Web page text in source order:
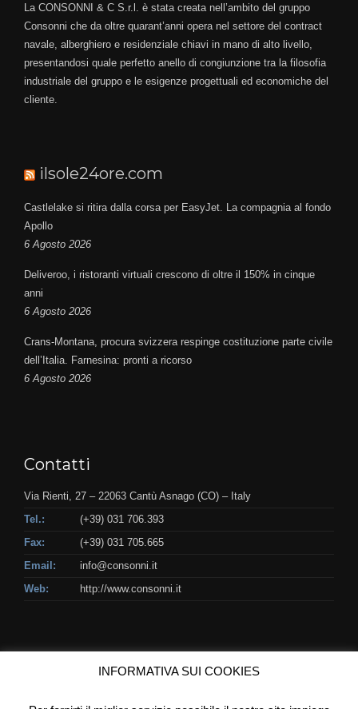
La CONSONNI & C S.r.l. è stata creata nell’ambito del gruppo
Consonni che da oltre quarant’anni opera nel settore del contract
navale, alberghiero e residenziale chiavi in mano di alto livello,
presentandosi quale perfetto anello di congiunzione tra la filosofia
industriale del gruppo e le esigenze progettuali ed economiche del
cliente.
ilsole24ore.com
Castlelake si ritira dalla corsa per EasyJet. La compagnia al fondo
Apollo
6 Agosto 2026
Deliveroo, i ristoranti virtuali crescono di oltre il 150% in cinque
anni
6 Agosto 2026
Crans-Montana, procura svizzera respinge costituzione parte civile
dell’Italia. Farnesina: pronti a ricorso
6 Agosto 2026
Contatti
Via Rienti, 27 – 22063 Cantù Asnago (CO) – Italy
Tel.:
(+39) 031 706.393
Fax:
(+39) 031 705.665
Email:
info@consonni.it
Web:
http://www.consonni.it
INFORMATIVA SUI COOKIES